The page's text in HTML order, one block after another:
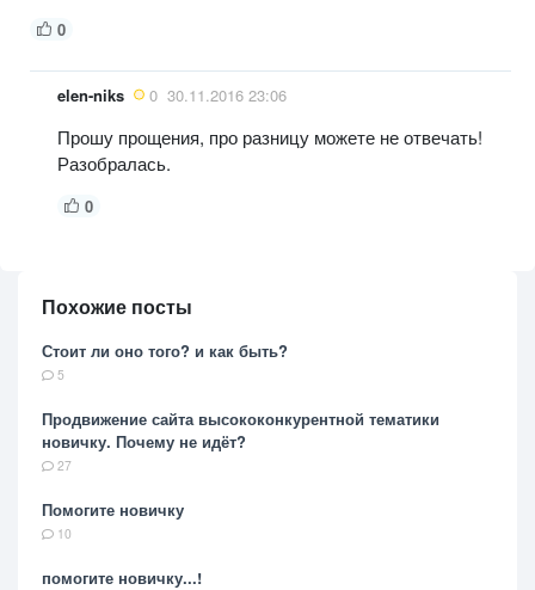
0
elen-niks 0 30.11.2016 23:06
Прошу прощения, про разницу можете не отвечать!
Разобралась.
0
Похожие посты
Стоит ли оно того? и как быть?
5
Продвижение сайта высококонкурентной тематики
новичку. Почему не идёт?
27
Помогите новичку
10
помогите новичку...!